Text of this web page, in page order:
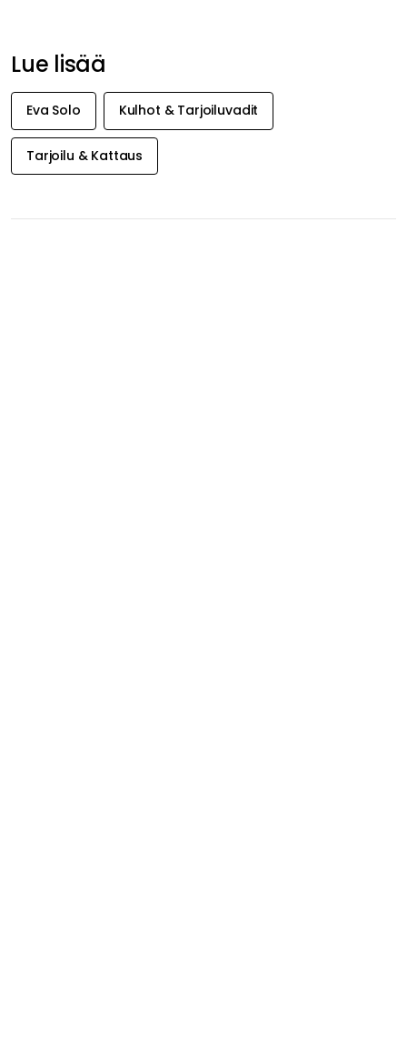
Lue lisää
Eva Solo Kulhot & Tarjoiluvadit
Tarjoilu & Kattaus